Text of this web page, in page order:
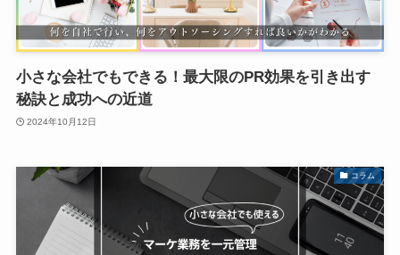
小さな会社でもできる！最大限のPR効果を引き出す
秘訣と成功への近道
2024年10月12日
コラム